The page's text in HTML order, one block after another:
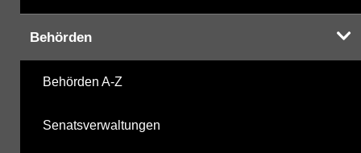
Behörden
Behörden A-Z
Senatsverwaltungen